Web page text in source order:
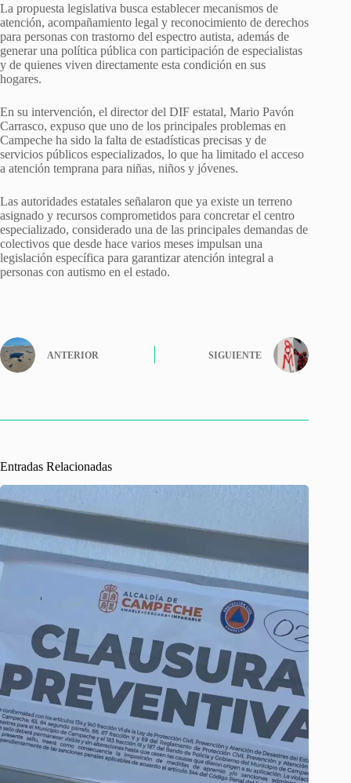
La propuesta legislativa busca establecer mecanismos de
atención, acompañamiento legal y reconocimiento de derechos
para personas con trastorno del espectro autista, además de
generar una política pública con participación de especialistas
y de quienes viven directamente esta condición en sus
hogares.
En su intervención, el director del DIF estatal, Mario Pavón
Carrasco, expuso que uno de los principales problemas en
Campeche ha sido la falta de estadísticas precisas y de
servicios públicos especializados, lo que ha limitado el acceso
a atención temprana para niñas, niños y jóvenes.
Las autoridades estatales señalaron que ya existe un terreno
asignado y recursos comprometidos para concretar el centro
especializado, considerado una de las principales demandas de
colectivos que desde hace varios meses impulsan una
legislación específica para garantizar atención integral a
personas con autismo en el estado.
ANTERIOR SIGUIENTE
Entradas Relacionadas